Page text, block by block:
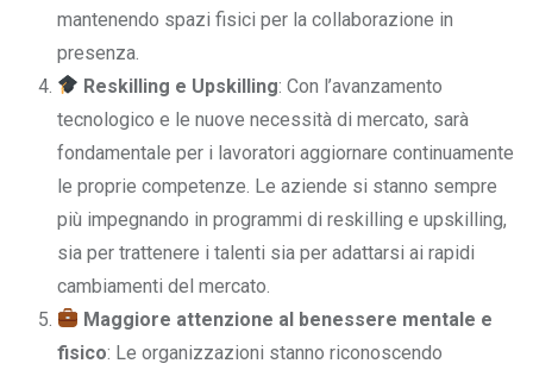
mantenendo spazi fisici per la collaborazione in
presenza.
Reskilling e Upskilling: Con l’avanzamento
tecnologico e le nuove necessità di mercato, sarà
fondamentale per i lavoratori aggiornare continuamente
le proprie competenze. Le aziende si stanno sempre
più impegnando in programmi di reskilling e upskilling,
sia per trattenere i talenti sia per adattarsi ai rapidi
cambiamenti del mercato.
Maggiore attenzione al benessere mentale e
fisico: Le organizzazioni stanno riconoscendo